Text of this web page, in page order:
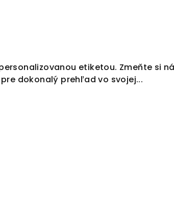
etiketou. Zmeňte si
dokonalý prehľad vo svojej...